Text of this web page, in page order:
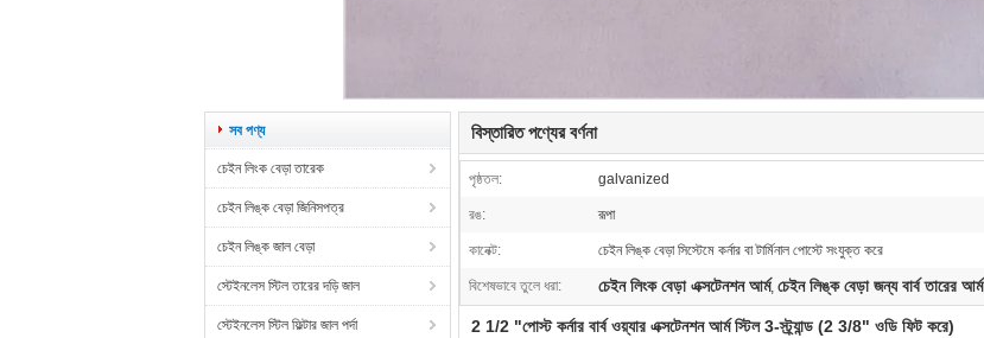
সব পণ্য
চেইন লিংক বেড়া তারেক
চেইন লিঙ্ক বেড়া জিনিসপত্র
চেইন লিঙ্ক জাল বেড়া
স্টেইনলেস স্টিল তারের দড়ি জাল
স্টেইনলেস স্টিল ফিল্টার জাল পর্দা
বিস্তারিত পণ্যের বর্ণনা
পৃষ্ঠতল: galvanized
রঙ: রূপা
কানেক্ট: চেইন লিঙ্ক বেড়া সিস্টেমে কর্নার বা টার্মিনাল পোস্টে সংযুক্ত করে
বিশেষভাবে তুলে ধরা: চেইন লিংক বেড়া এক্সটেনশন আর্ম, চেইন লিঙ্ক বেড়া জন্য বার্ব তারের আর্ম
2 1/2 "পোস্ট কর্নার বার্ব ওয়্যার এক্সটেনশন আর্ম স্টিল 3-স্ট্র্যান্ড (2 3/8" ওডি ফিট করে)